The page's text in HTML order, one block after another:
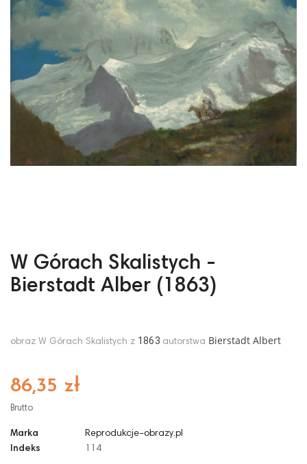
W Górach Skalistych -
Bierstadt Alber (1863)
obraz W Górach Skalistych z 1863 autorstwa Bierstadt Albert
86,35 zł
Brutto
Marka
Reprodukcje-obrazy.pl
Indeks
114